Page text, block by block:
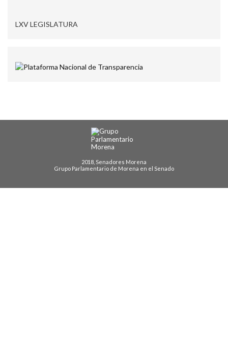
LXV LEGISLATURA
2018, Senadores Morena
Grupo Parlamentario de Morena en el Senado